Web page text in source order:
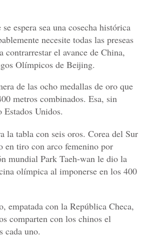
espera sea una cosecha histórica
necesite todas las preseas
contrarrestar el avance de China,
Olímpicos de Beijing.
de las ocho medallas de oro que
metros combinados. Esa, sin
Estados Unidos.
tabla con seis oros. Corea del Sur
en tiro con arco femenino por
mundial Park Taeh-wan le dio la
olímpica al imponerse en los 400
empatada con la República Checa,
comparten con los chinos el
cada uno.